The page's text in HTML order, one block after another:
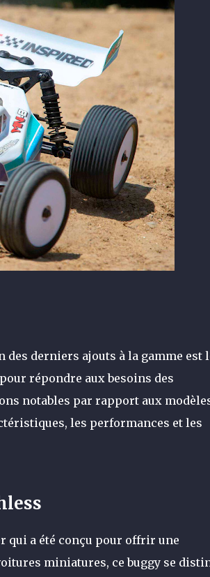
des derniers ajouts à la gamme est
répondre aux besoins des
notables par rapport aux
les performances et les
qui a été conçu pour offrir une
miniatures, ce buggy se